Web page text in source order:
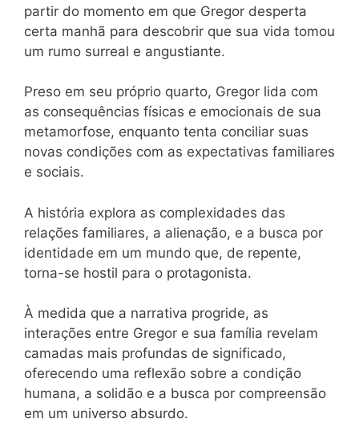
partir do momento em que Gregor desperta
certa manhã para descobrir que sua vida tomou
um rumo surreal e angustiante.
Preso em seu próprio quarto, Gregor lida com
as consequências físicas e emocionais de sua
metamorfose, enquanto tenta conciliar suas
novas condições com as expectativas familiares
e sociais.
A história explora as complexidades das
relações familiares, a alienação, e a busca por
identidade em um mundo que, de repente,
torna-se hostil para o protagonista.
À medida que a narrativa progride, as
interações entre Gregor e sua família revelam
camadas mais profundas de significado,
oferecendo uma reflexão sobre a condição
humana, a solidão e a busca por compreensão
em um universo absurdo.